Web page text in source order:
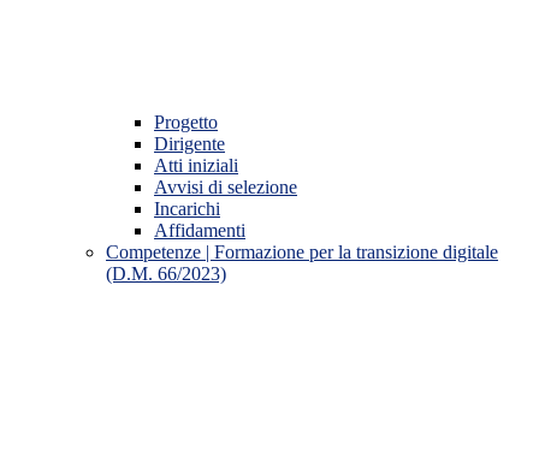
Progetto
Dirigente
Atti iniziali
Avvisi di selezione
Incarichi
Affidamenti
Competenze | Formazione per la transizione digitale
(D.M. 66/2023)